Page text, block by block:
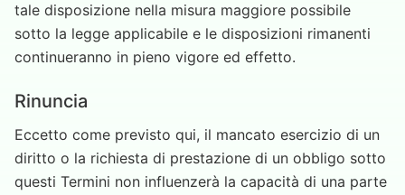
tale disposizione nella misura maggiore possibile
sotto la legge applicabile e le disposizioni rimanenti
continueranno in pieno vigore ed effetto.
Rinuncia
Eccetto come previsto qui, il mancato esercizio di un
diritto o la richiesta di prestazione di un obbligo sotto
questi Termini non influenzerà la capacità di una parte